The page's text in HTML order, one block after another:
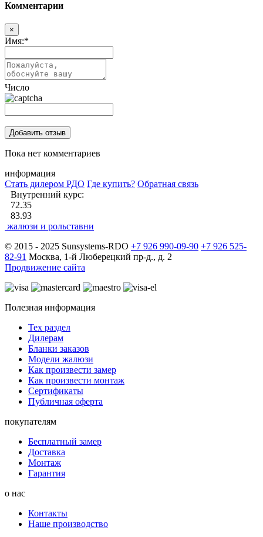
Комментарии
×
Имя:*
Число
Пока нет комментариев
информация
Стать дилером РДО Где купить? Обратная связь
Внутренний курс:
72.35
83.93
жалюзи и рольставни
© 2015 - 2025 Sunsystems-RDO +7 926 990-09-90 +7 926 525-
82-91 Москва, 1-й Люберецкий пр-д., д. 2
Продвижение сайта
Полезная информация
Тех раздел
Дилерам
Бланки заказов
Модели жалюзи
Как произвести замер
Как произвести монтаж
Сертификаты
Публичная оферта
покупателям
Бесплатный замер
Доставка
Монтаж
Гарантия
о нас
Контакты
Наше производство